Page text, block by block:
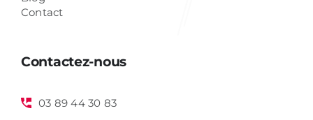
Contact
Contactez-nous
03 89 44 30 83